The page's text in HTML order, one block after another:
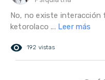
No, no existe interacción
ketorolaco ... Leer más
remove_red_eye 192 vistas